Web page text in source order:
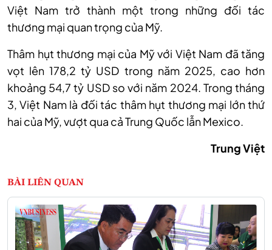
Việt Nam trở thành một trong những đối tác
thương mại quan trọng của Mỹ.
Thâm hụt thương mại của Mỹ với Việt Nam đã tăng
vọt lên 178,2 tỷ USD trong năm 2025, cao hơn
khoảng 54,7 tỷ USD so với năm 2024. Trong tháng
3, Việt Nam là đối tác thâm hụt thương mại lớn thứ
hai của Mỹ, vượt qua cả Trung Quốc lẫn Mexico.
Trung Việt
BÀI LIÊN QUAN